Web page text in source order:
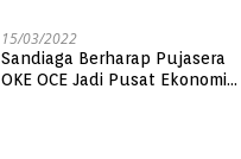
15/03/2022
Sandiaga Berharap Pujasera
OKE OCE Jadi Pusat Ekonomi